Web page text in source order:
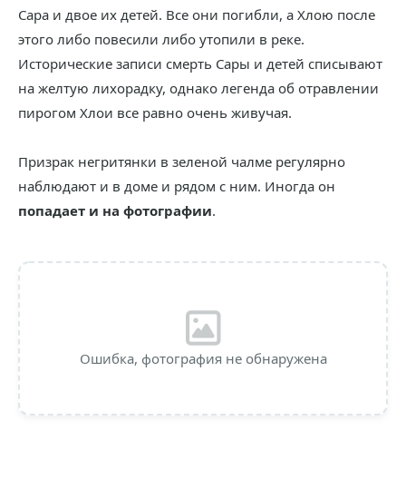
Сара и двое их детей. Все они погибли, а Хлою после
этого либо повесили либо утопили в реке.
Исторические записи смерть Сары и детей списывают
на желтую лихорадку, однако легенда об отравлении
пирогом Хлои все равно очень живучая.
Призрак негритянки в зеленой чалме регулярно
наблюдают и в доме и рядом с ним. Иногда он
попадает и на фотографии.
Ошибка, фотография не обнаружена